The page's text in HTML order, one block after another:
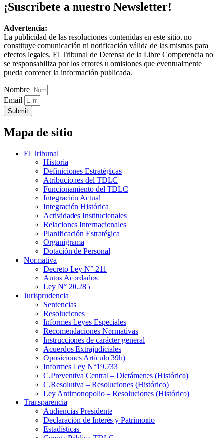
¡Suscríbete a nuestro Newsletter!
Advertencia:
La publicidad de las resoluciones contenidas en este sitio, no
constituye comunicación ni notificación válida de las mismas para
efectos legales. El Tribunal de Defensa de la Libre Competencia no
se responsabiliza por los errores u omisiones que eventualmente
pueda contener la información publicada.
Nombre
Email
Submit
Mapa de sitio
El Tribunal
Historia
Definiciones Estratégicas
Atribuciones del TDLC
Funcionamiento del TDLC
Integración Actual
Integración Histórica
Actividades Institucionales
Relaciones Internacionales
Planificación Estratégica
Organigrama
Dotación de Personal
Normativa
Decreto Ley N° 211
Autos Acordados
Ley N° 20.285
Jurisprudencia
Sentencias
Resoluciones
Informes Leyes Especiales
Recomendaciones Normativas
Instrucciones de carácter general
Acuerdos Extrajudiciales
Oposiciones Artículo 39h)
Informes Ley N°19.733
C.Preventiva Central – Dictámenes (Histórico)
C.Resolutiva – Resoluciones (Histórico)
Ley Antimonopolio – Resoluciones (Histórico)
Transparencia
Audiencias Presidente
Declaración de Interés y Patrimonio
Estadísticas